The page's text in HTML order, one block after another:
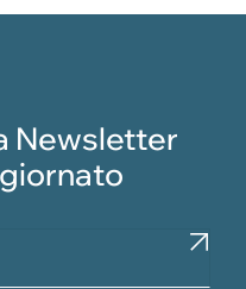
Newsletter